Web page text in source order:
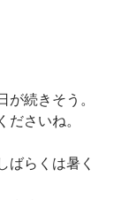
続きそう。
さいね。
ばらくは暑く